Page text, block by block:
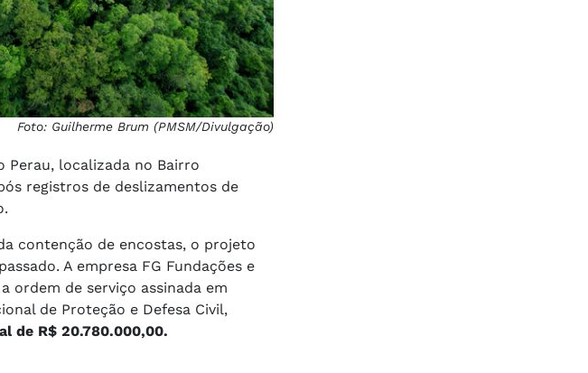
Foto: Guilherme Brum (PMSM/Divulgação)
Perau, localizada no Bairro
registros de deslizamentos de
contenção de encostas, o projeto
A empresa FG Fundações e
ordem de serviço assinada em
de Proteção e Defesa Civil,
de R$ 20.780.000,00.